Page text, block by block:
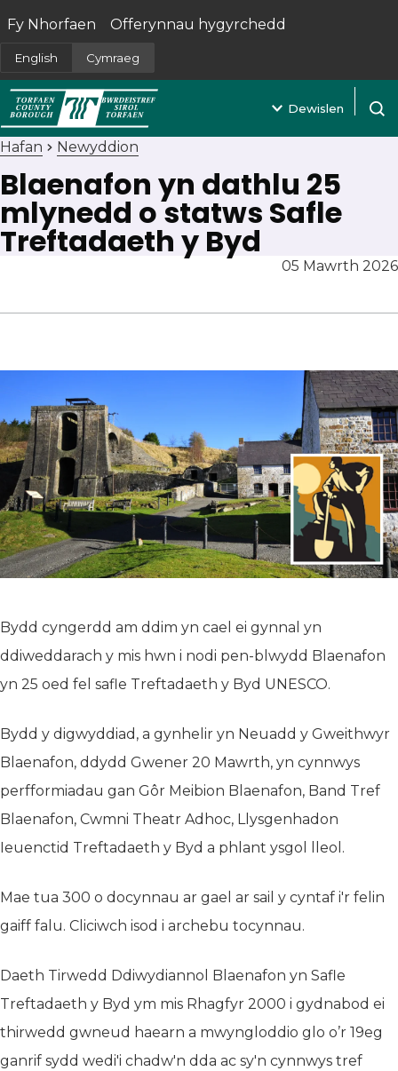
English Cymraeg
Fy Nhorfaen
(yn agor mewn tab newydd)
Offerynnau hygyrchedd
Dewislen
Hafan Newyddion
Blaenafon yn dathlu 25
mlynedd o statws Safle
Treftadaeth y Byd
05 Mawrth 2026
Bydd cyngerdd am ddim yn cael ei gynnal yn
ddiweddarach y mis hwn i nodi pen-blwydd Blaenafon
yn 25 oed fel safle Treftadaeth y Byd UNESCO.
Bydd y digwyddiad, a gynhelir yn Neuadd y Gweithwyr
Blaenafon, ddydd Gwener 20 Mawrth, yn cynnwys
perfformiadau gan Gôr Meibion Blaenafon, Band Tref
Blaenafon, Cwmni Theatr Adhoc, Llysgenhadon
Ieuenctid Treftadaeth y Byd a phlant ysgol lleol.
Mae tua 300 o docynnau ar gael ar sail y cyntaf i'r felin
gaiff falu. Cliciwch isod i archebu tocynnau.
Daeth Tirwedd Ddiwydiannol Blaenafon yn Safle
Treftadaeth y Byd ym mis Rhagfyr 2000 i gydnabod ei
thirwedd gwneud haearn a mwyngloddio glo o’r 19eg
ganrif sydd wedi'i chadw'n dda ac sy'n cynnwys tref